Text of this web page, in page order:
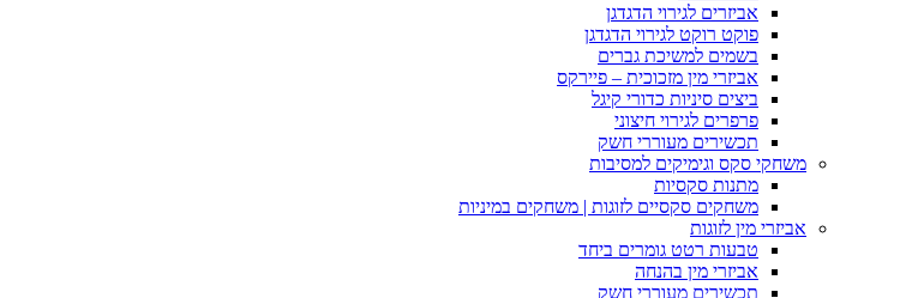
אביזרים לגירוי הדגדגן
פוקט רוקט לגירוי הדגדגן
בשמים למשיכת גברים
אביזרי מין מזכוכית – פיירקס
ביצים סיניות כדורי קיגל
פרפרים לגירוי חיצוני
תכשירים מעוררי חשק
משחקי סקס וגימיקים למסיבות
מתנות סקסיות
משחקים סקסיים לזוגות | משחקים במיניות
אביזרי מין לזוגות
טבעות רטט גומרים ביחד
אביזרי מין בהנחה
תכשירים מעוררי חשק